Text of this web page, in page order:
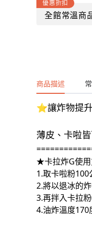
優惠折扣
全館常溫商
商品描述
⭐️讓炸物提
薄皮、卡啦
★卡拉炸G使用
1.取卡啦粉100
2.將以退冰的
3.再拌入卡拉
4.油炸溫度